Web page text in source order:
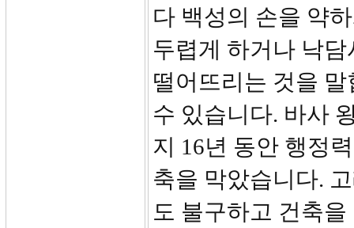
다 백성의 손을 약
두렵게 하거나 낙
떨어뜨리는 것을
수 있습니다. 바사
지 16년 동안 행정
축을 막았습니다.
도 불구하고 건축